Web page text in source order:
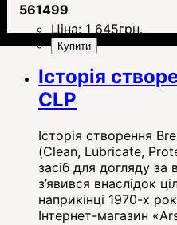
561499
Ціна: 1 645грн.
Купити
Історія
CLP
Історія створення
(Clean, Lubricate,
засіб для догляду
з’явився внаслідок
наприкінці 1970-х
Інтернет-магазин